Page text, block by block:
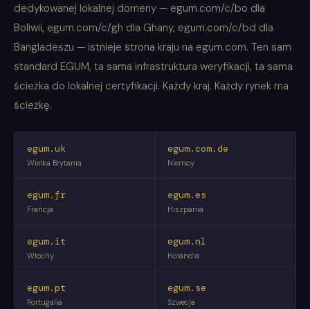
dedykowanej lokalnej domeny — egum.com/c/bo dla
Boliwii, egum.com/c/gh dla Ghany, egum.com/c/bd dla
Bangladeszu — istnieje strona kraju na egum.com. Ten sam
standard EGUM, ta sama infrastruktura weryfikacji, ta sama
ścieżka do lokalnej certyfikacji. Każdy kraj. Każdy rynek ma
ścieżkę.
egum.uk
Wielka Brytania
egum.com.de
Niemcy
egum.fr
Francja
egum.es
Hiszpania
egum.it
Włochy
egum.nl
Holandia
egum.pt
Portugalia
egum.se
Szwecja